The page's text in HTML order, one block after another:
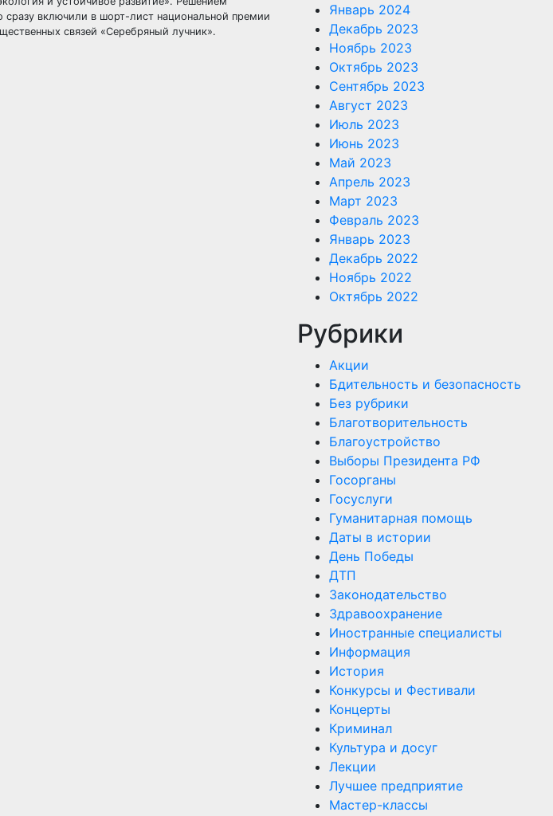
Январь 2024
Декабрь 2023
Ноябрь 2023
Октябрь 2023
Сентябрь 2023
Август 2023
Июль 2023
Июнь 2023
Май 2023
Апрель 2023
Март 2023
Февраль 2023
Январь 2023
Декабрь 2022
Ноябрь 2022
Октябрь 2022
Рубрики
Акции
Бдительность и безопасность
Без рубрики
Благотворительность
Благоустройство
Выборы Президента РФ
Госорганы
Госуслуги
Гуманитарная помощь
Даты в истории
День Победы
ДТП
Законодательство
Здравоохранение
Иностранные специалисты
Информация
История
Конкурсы и Фестивали
Концерты
Криминал
Культура и досуг
Лекции
Лучшее предприятие
Мастер-классы